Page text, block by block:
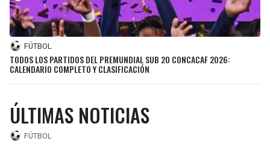
VIKINGS
FALCONS
PANTHERS
BUCCANEERS
THUNDER
TRAIL BLAZERS
JAZZ
FÚTBOL
TODOS LOS PARTIDOS DEL PREMUNDIAL SUB 20 CONCACAF 2026:
CALENDARIO COMPLETO Y CLASIFICACIÓN
ÚLTIMAS NOTICIAS
FÚTBOL